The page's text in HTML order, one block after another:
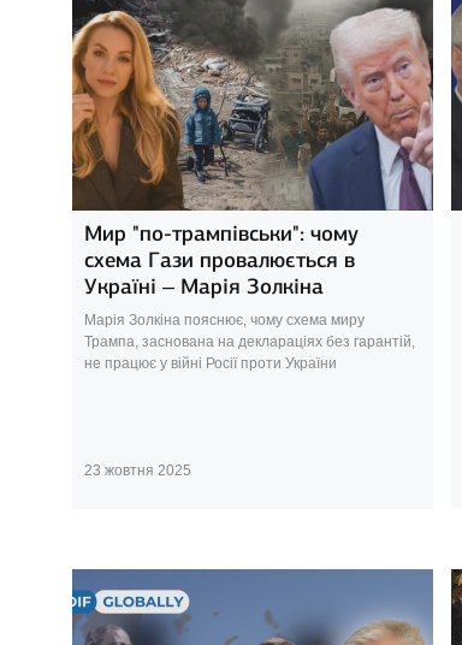
Мир "по-трампівськи": чому
схема Гази провалюється в
Україні – Марія Золкіна
Марія Золкіна пояснює, чому схема миру
Трампа, заснована на деклараціях без гарантій,
не працює у війні Росії проти України
23 жовтня 2025